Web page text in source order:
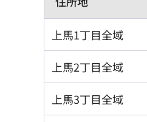
上馬1丁目全域
上馬2丁目全域
上馬3丁目全域